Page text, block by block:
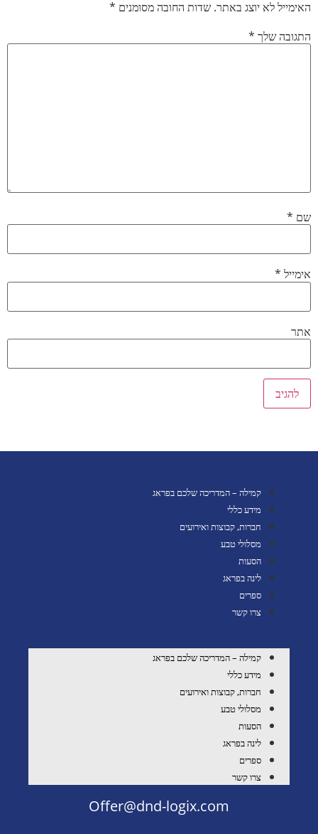
האימייל לא יוצג באתר. שדות החובה מסומנים *
התגובה שלך *
שם *
אימייל *
אתר
קמילה – המדריכה שלכם בפראג
מידע כללי
חברות, קבוצות ואירועים
מסלולי טבע
הסעות
לינה בפראג
ספרים
צרו קשר
קמילה – המדריכה שלכם בפראג
מידע כללי
חברות, קבוצות ואירועים
מסלולי טבע
הסעות
לינה בפראג
ספרים
צרו קשר
Offer@dnd-logix.com